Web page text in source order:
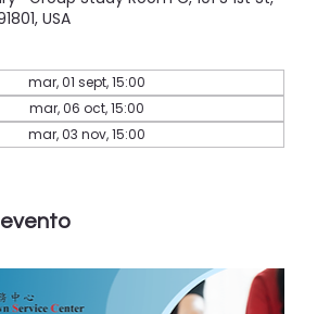
USA
mar, 01 sept, 15:00
mar, 06 oct, 15:00
mar, 03 nov, 15:00